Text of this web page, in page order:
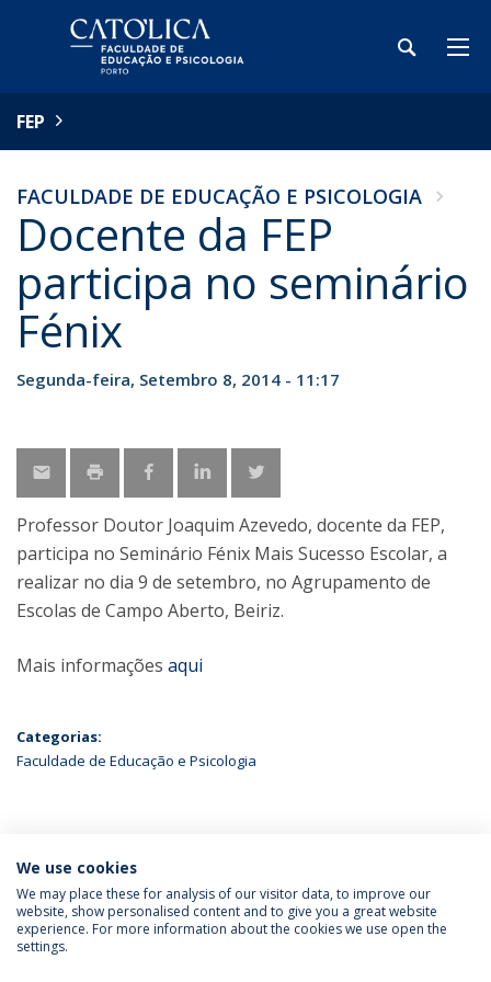
FEP
FACULDADE DE EDUCAÇÃO E PSICOLOGIA
Docente da FEP
participa no seminário
Fénix
Segunda-feira, Setembro 8, 2014 - 11:17
Professor Doutor Joaquim Azevedo, docente da FEP,
participa no Seminário Fénix Mais Sucesso Escolar, a
realizar no dia 9 de setembro, no Agrupamento de
Escolas de Campo Aberto, Beiriz.
Mais informações aqui
Categorias:
Faculdade de Educação e Psicologia
ÚLTIMAS NOTÍCIAS
Política de Privacidade
Termos & Condições
We use cookies
We may place these for analysis of our visitor data, to improve our
website, show personalised content and to give you a great website
experience. For more information about the cookies we use open the
settings.